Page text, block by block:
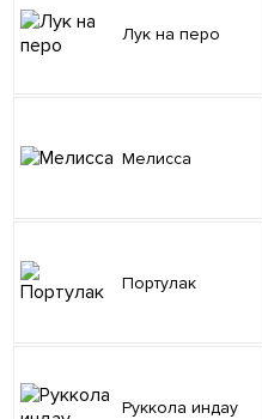
Лук на перо
Мелисса
Портулак
Руккола индау